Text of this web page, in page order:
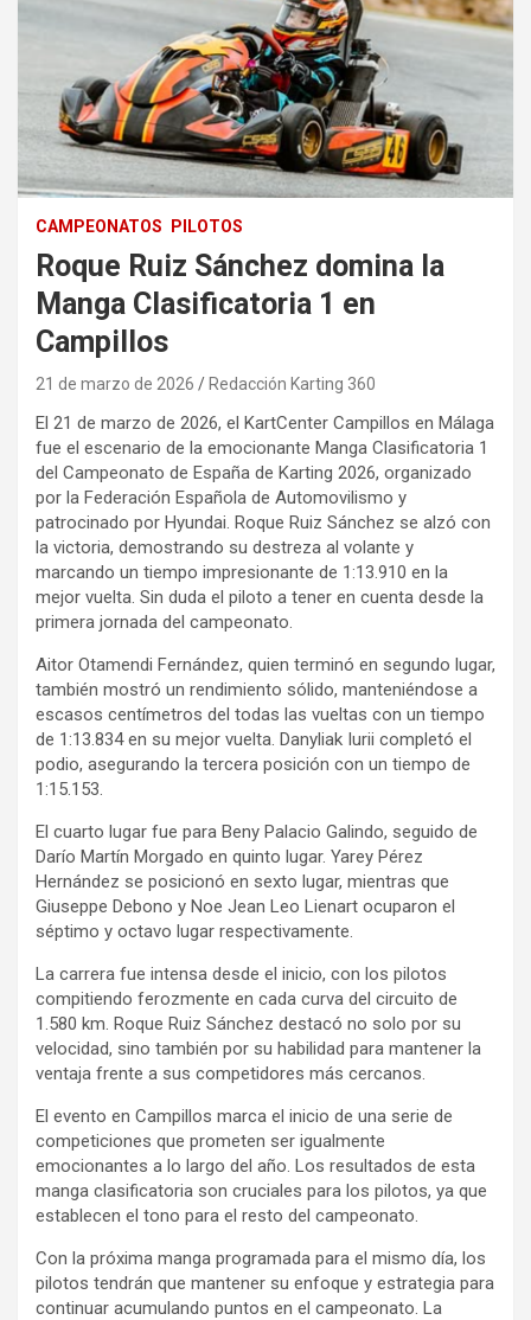
CAMPEONATOS PILOTOS
Roque Ruiz Sánchez domina la
Manga Clasificatoria 1 en
Campillos
21 de marzo de 2026 Redacción Karting 360
El 21 de marzo de 2026, el KartCenter Campillos en Málaga
fue el escenario de la emocionante Manga Clasificatoria 1
del Campeonato de España de Karting 2026, organizado
por la Federación Española de Automovilismo y
patrocinado por Hyundai. Roque Ruiz Sánchez se alzó con
la victoria, demostrando su destreza al volante y
marcando un tiempo impresionante de 1:13.910 en la
mejor vuelta. Sin duda el piloto a tener en cuenta desde la
primera jornada del campeonato.
Aitor Otamendi Fernández, quien terminó en segundo lugar,
también mostró un rendimiento sólido, manteniéndose a
escasos centímetros del todas las vueltas con un tiempo
de 1:13.834 en su mejor vuelta. Danyliak Iurii completó el
podio, asegurando la tercera posición con un tiempo de
1:15.153.
El cuarto lugar fue para Beny Palacio Galindo, seguido de
Darío Martín Morgado en quinto lugar. Yarey Pérez
Hernández se posicionó en sexto lugar, mientras que
Giuseppe Debono y Noe Jean Leo Lienart ocuparon el
séptimo y octavo lugar respectivamente.
La carrera fue intensa desde el inicio, con los pilotos
compitiendo ferozmente en cada curva del circuito de
1.580 km. Roque Ruiz Sánchez destacó no solo por su
velocidad, sino también por su habilidad para mantener la
ventaja frente a sus competidores más cercanos.
El evento en Campillos marca el inicio de una serie de
competiciones que prometen ser igualmente
emocionantes a lo largo del año. Los resultados de esta
manga clasificatoria son cruciales para los pilotos, ya que
establecen el tono para el resto del campeonato.
Con la próxima manga programada para el mismo día, los
pilotos tendrán que mantener su enfoque y estrategia para
continuar acumulando puntos en el campeonato. La